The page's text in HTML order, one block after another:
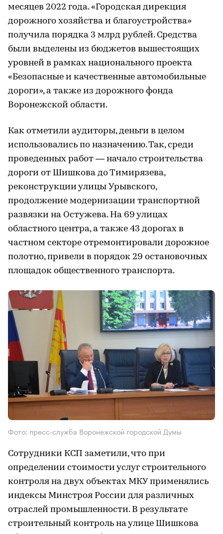
месяцев 2022 года. «Городская дирекция
дорожного хозяйства и благоустройства»
получила порядка 3 млрд рублей. Средства
были выделены из бюджетов вышестоящих
уровней в рамках национального проекта
«Безопасные и качественные автомобильные
дороги», а также из дорожного фонда
Воронежской области.
Как отметили аудиторы, деньги в целом
использовались по назначению. Так, среди
проведенных работ — начало строительства
дороги от Шишкова до Тимирязева,
реконструкции улицы Урывского,
продолжение модернизации транспортной
развязки на Остужева. На 69 улицах
областного центра, а также 43 дорогах в
частном секторе отремонтировали дорожное
полотно, привели в порядок 29 остановочных
площадок общественного транспорта.
Фото: пресс-служба Воронежской городской Думы
Сотрудники КСП заметили, что при
определении стоимости услуг строительного
контроля на двух объектах МКУ применялись
индексы Минстроя России для различных
отраслей промышленности. В результате
строительный контроль на улице Шишкова